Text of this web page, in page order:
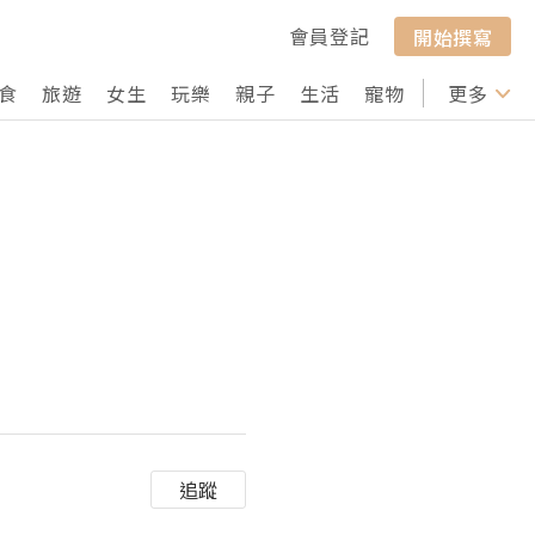
會員登記
開始撰寫
旅遊 女生 玩樂 親子 生活 寵物 行山 打卡
更多
追蹤